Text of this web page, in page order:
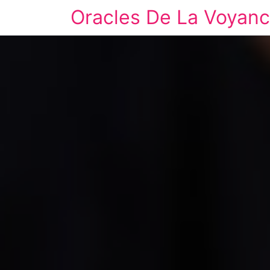
Oracles De La